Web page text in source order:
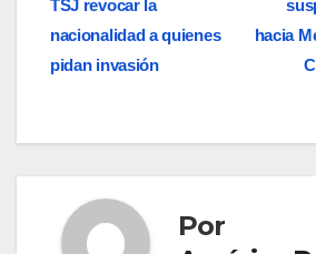
de
entradas
hacia
TSJ revocar la
nacionalidad a quienes
pidan invasión
Por